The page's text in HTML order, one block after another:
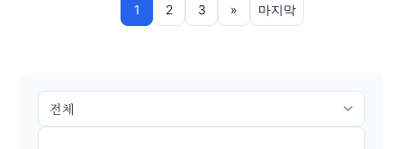
1 2 3 » 마지막